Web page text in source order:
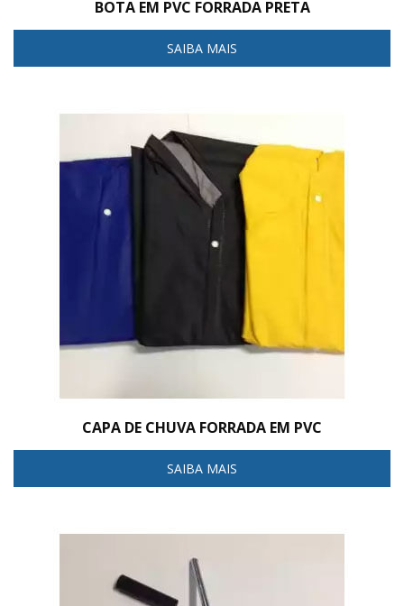
BOTA EM PVC FORRADA PRETA
SAIBA MAIS
CAPA DE CHUVA FORRADA EM PVC
SAIBA MAIS